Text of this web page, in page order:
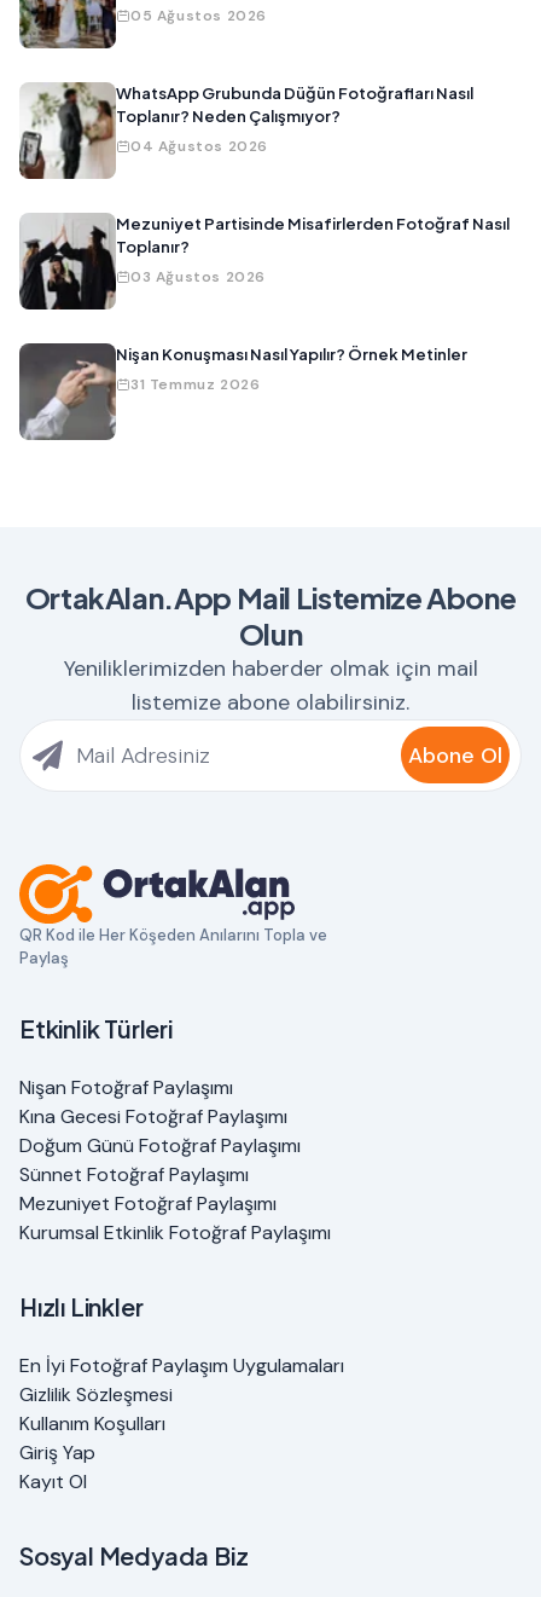
05 Ağustos 2026
WhatsApp Grubunda Düğün Fotoğrafları Nasıl
Toplanır? Neden Çalışmıyor?
04 Ağustos 2026
Mezuniyet Partisinde Misafirlerden Fotoğraf Nasıl
Toplanır?
03 Ağustos 2026
Nişan Konuşması Nasıl Yapılır? Örnek Metinler
31 Temmuz 2026
OrtakAlan.App Mail Listemize Abone
Olun
Yeniliklerimizden haberder olmak için mail
listemize abone olabilirsiniz.
Abone Ol
QR Kod ile Her Köşeden Anılarını Topla ve
Paylaş
Etkinlik Türleri
Nişan Fotoğraf Paylaşımı
Kına Gecesi Fotoğraf Paylaşımı
Doğum Günü Fotoğraf Paylaşımı
Sünnet Fotoğraf Paylaşımı
Mezuniyet Fotoğraf Paylaşımı
Kurumsal Etkinlik Fotoğraf Paylaşımı
Hızlı Linkler
En İyi Fotoğraf Paylaşım Uygulamaları
Gizlilik Sözleşmesi
Kullanım Koşulları
Giriş Yap
Kayıt Ol
Sosyal Medyada Biz